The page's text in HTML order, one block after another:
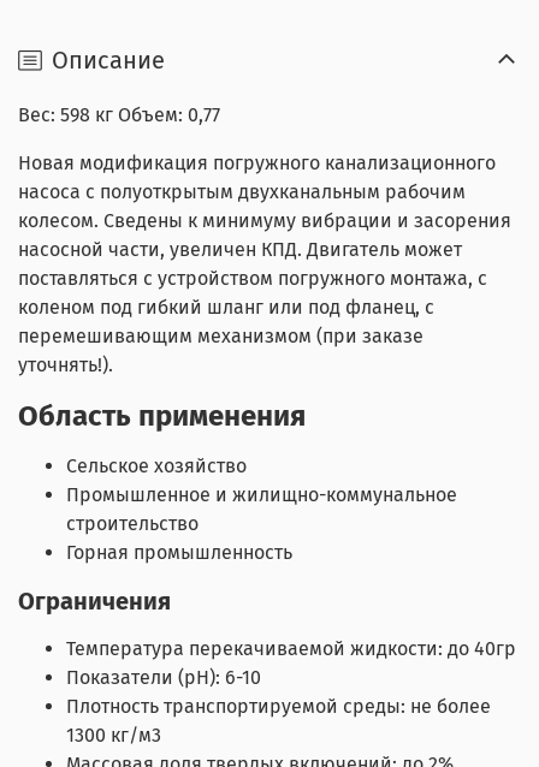
Описание
Вес: 598 кг Объем: 0,77
Новая модификация погружного канализационного
насоса с полуоткрытым двухканальным рабочим
колесом. Сведены к минимуму вибрации и засорения
насосной части, увеличен КПД. Двигатель может
поставляться с устройством погружного монтажа, с
коленом под гибкий шланг или под фланец, с
перемешивающим механизмом (при заказе
уточнять!).
Область применения
Сельское хозяйство
Промышленное и жилищно-коммунальное
строительство
Горная промышленность
Ограничения
Температура перекачиваемой жидкости: до 40гр
Показатели (pH): 6-10
Плотность транспортируемой среды: не более
1300 кг/м3